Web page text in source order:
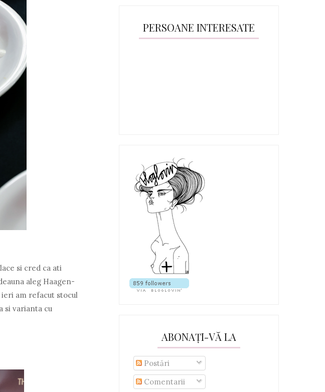
si cred ca ati
aleg Haagen-
ieri am refacut stocul
si varianta cu
PERSOANE INTERESATE
ABONAȚI-VĂ LA
Postări
Comentarii